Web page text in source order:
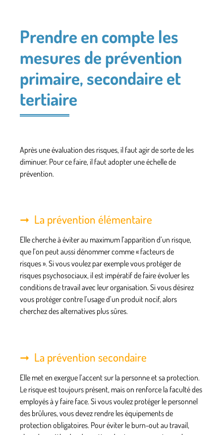
Prendre en compte les
mesures de prévention
primaire, secondaire et
tertiaire
Après une évaluation des risques, il faut agir de sorte de les
diminuer. Pour ce faire, il faut adopter uneéchelle de
prévention.
La prévention élémentaire
Elle cherche à éviter au maximum l’apparition d’un risque,
que l’on peut aussi dénommer comme « facteurs de
risques». Si vous voulez par exemple vous protéger de
risques psychosociaux, il est impératif de faire évoluer les
conditions de travail avec leur organisation. Si vous désirez
vous protéger contre l’usage d’un produit nocif, alors
cherchez des alternatives plus sûres.
La prévention secondaire
Elle met en exergue l’accent sur la personne et sa protection.
Le risque est toujours présent, mais on renforce la faculté des
employés à y faire face. Si vous voulez protéger le personnel
des brûlures, vous devez rendre les équipements de
protection obligatoires. Pour éviter le burn-out au travail,